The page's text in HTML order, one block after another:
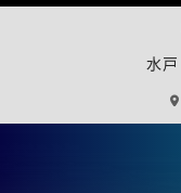
水戸